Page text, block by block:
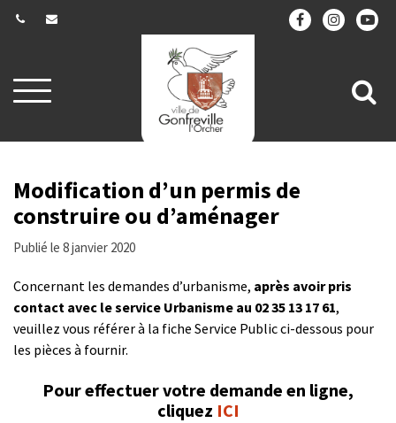
Aller
à
navigation
à
Modification d’un permis de
construire ou d’aménager
Publié le 8 janvier 2020
Concernant les demandes d’urbanisme, après avoir pris
contact avec le service Urbanisme au 02 35 13 17 61,
veuillez vous référer à la fiche Service Public ci-dessous pour
les pièces à fournir.
Pour effectuer votre demande en ligne,
cliquez ICI